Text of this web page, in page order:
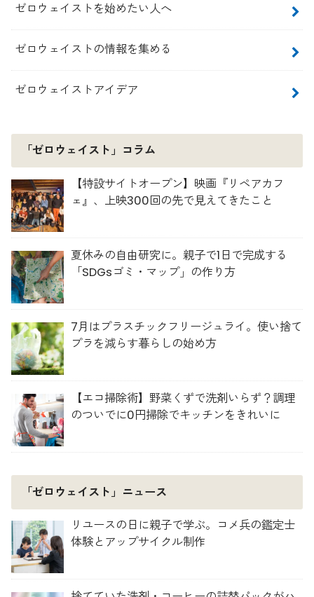
ゼロウェイストを始めたい人へ
ゼロウェイストの情報を集める
ゼロウェイストアイデア
「ゼロウェイスト」コラム
【特設サイトオープン】映画『リペアカフ
ェ』、上映300回の先で見えてきたこと
夏休みの自由研究に。親子で1日で完成する
「SDGsゴミ・マップ」の作り方
7月はプラスチックフリージュライ。使い捨て
プラを減らす暮らしの始め方
【エコ掃除術】野菜くずで洗剤いらず？調理
のついでに0円掃除でキッチンをきれいに
「ゼロウェイスト」ニュース
リユースの日に親子で学ぶ。コメ兵の鑑定士
体験とアップサイクル制作